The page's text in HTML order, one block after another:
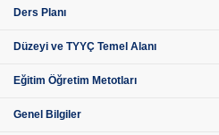
Ders Planı
Düzeyi ve TYYÇ Temel Alanı
Eğitim Öğretim Metotları
Genel Bilgiler